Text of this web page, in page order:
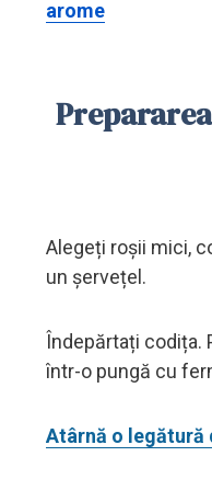
arome
Alegeți roșii mici,
un șervețel.
Îndepărtați codița.
într-o pungă cu
Atârnă o legătură